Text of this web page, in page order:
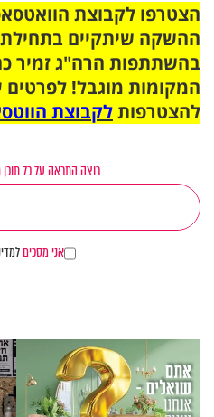
ההשקה שיתקיים
בהשתתפות הרה"ג זמיר
המקומות מוגבל! לפרטים
להצטרפותלקבוצת
רוצה התראה על כל
אני מסכים